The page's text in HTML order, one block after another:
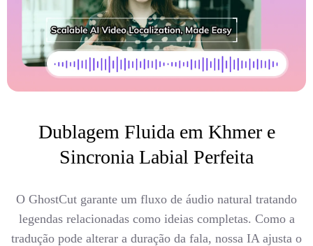
Dublagem Fluida em Khmer e
Sincronia Labial Perfeita
O GhostCut garante um fluxo de áudio natural tratando
legendas relacionadas como ideias completas. Como a
tradução pode alterar a duração da fala, nossa IA ajusta o